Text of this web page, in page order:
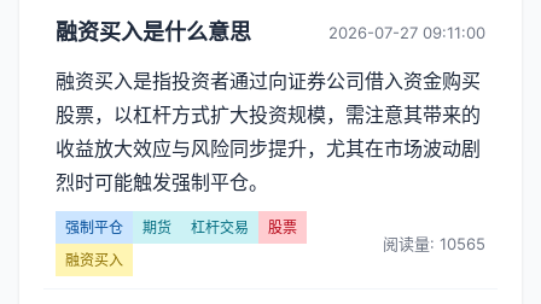
分
类
【融
资
买
入】
融资买入是什么意思 2026-07-27 09:11:00
融资买入是指投资者通过向证券公司借入资金购买
股票，以杠杆方式扩大投资规模，需注意其带来的
收益放大效应与风险同步提升，尤其在市场波动剧
烈时可能触发强制平仓。
强制平仓 期货 杠杆交易
股票
融资买入
阅读量: 10565